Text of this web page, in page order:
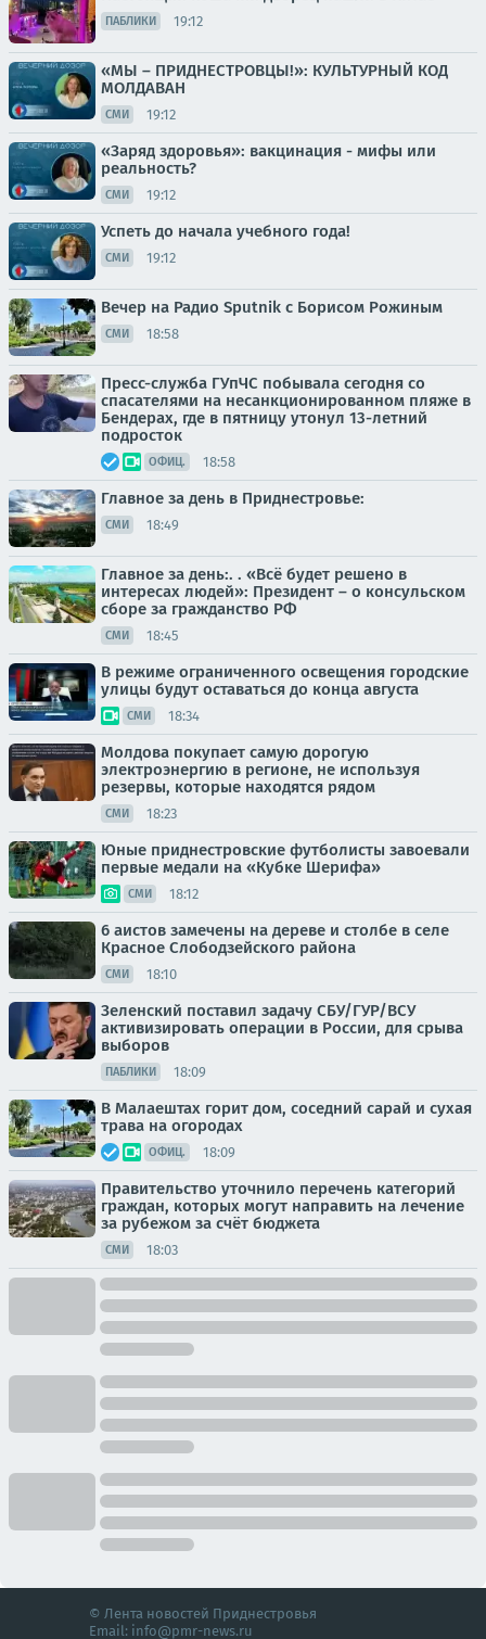
ПАБЛИКИ 19:12
«МЫ – ПРИДНЕСТРОВЦЫ!»: КУЛЬТУРНЫЙ КОД
МОЛДАВАН
СМИ 19:12
«Заряд здоровья»: вакцинация - мифы или
реальность?
СМИ 19:12
Успеть до начала учебного года!
СМИ 19:12
Вечер на Радио Sputnik с Борисом Рожиным
СМИ 18:58
Пресс-служба ГУпЧС побывала сегодня со
спасателями на несанкционированном пляже в
Бендерах, где в пятницу утонул 13-летний
подросток
ОФИЦ. 18:58
Главное за день в Приднестровье:
СМИ 18:49
Главное за день:. . «Всё будет решено в
интересах людей»: Президент – о консульском
сборе за гражданство РФ
СМИ 18:45
В режиме ограниченного освещения городские
улицы будут оставаться до конца августа
СМИ 18:34
Молдова покупает самую дорогую
электроэнергию в регионе, не используя
резервы, которые находятся рядом
СМИ 18:23
Юные приднестровские футболисты завоевали
первые медали на «Кубке Шерифа»
СМИ 18:12
6 аистов замечены на дереве и столбе в селе
Красное Слободзейского района
СМИ 18:10
Зеленский поставил задачу СБУ/ГУР/ВСУ
активизировать операции в России, для срыва
выборов
ПАБЛИКИ 18:09
В Малаештах горит дом, соседний сарай и сухая
трава на огородах
ОФИЦ. 18:09
Правительство уточнило перечень категорий
граждан, которых могут направить на лечение
за рубежом за счёт бюджета
СМИ 18:03
© Лента новостей Приднестровья
Email: info@pmr-news.ru